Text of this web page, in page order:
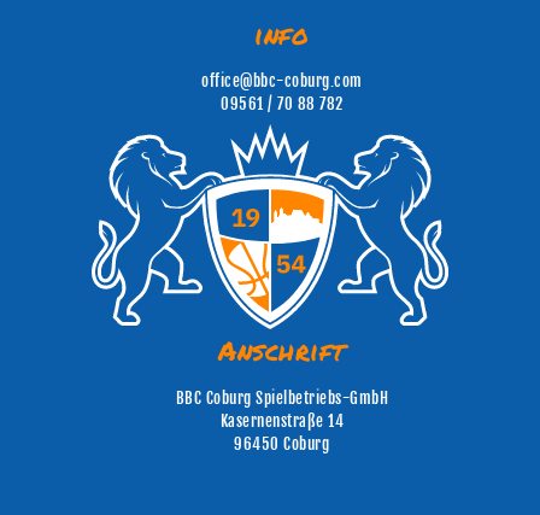
info
office@bbc-coburg.com
09561 / 70 88 782
Anschrift
BBC Coburg Spielbetriebs-GmbH
Kasernenstraße 14
96450 Coburg